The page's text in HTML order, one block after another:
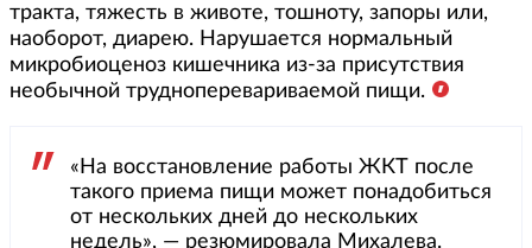
тракта, тяжесть в животе, тошноту, запоры или,
наоборот, диарею. Нарушается нормальный
микробиоценоз кишечника из-за присутствия
необычной трудноперевариваемой пищи.
«На восстановление работы ЖКТ после
такого приема пищи может понадобиться
от нескольких дней до нескольких
недель», — резюмировала Михалева.